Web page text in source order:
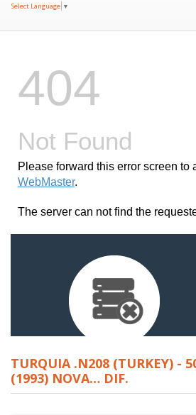
Select Language ▼
TURQUIA .N208 (TURKEY) -
(1993) NOVA… DIF.